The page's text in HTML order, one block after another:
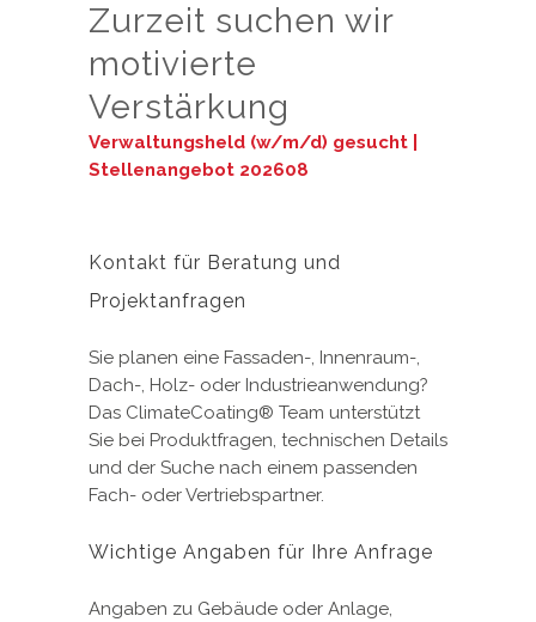
Zurzeit suchen wir
motivierte
Verstärkung
Verwaltungsheld (w/m/d) gesucht |
Stellenangebot 202608
Kontakt für Beratung und
Projektanfragen
Sie planen eine Fassaden-, Innenraum-,
Dach-, Holz- oder Industrieanwendung?
Das ClimateCoating® Team unterstützt
Sie bei Produktfragen, technischen Details
und der Suche nach einem passenden
Fach- oder Vertriebspartner.
Wichtige Angaben für Ihre Anfrage
Angaben zu Gebäude oder Anlage,